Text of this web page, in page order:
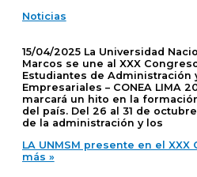
Noticias
15/04/2025 La Universidad
Marcos se une al XXX
Estudiantes de Administración
Empresariales – CONEA LIMA
marcará un hito en la
del país. Del 26 al 31 de
de la administración y los
LA UNMSM presente en el XXX
más »